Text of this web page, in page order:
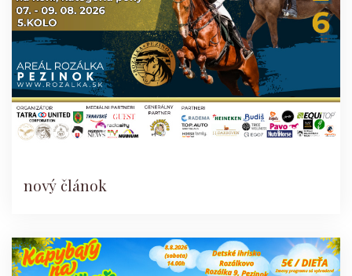
nový článok